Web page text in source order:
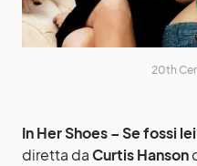
20th
In Her Shoes – Se fossi lei
diretta daCurtis Hanson